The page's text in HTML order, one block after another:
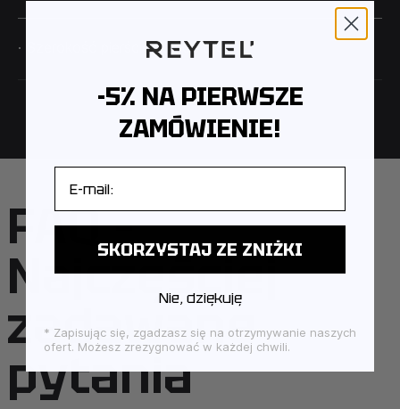
· Szerokość pierścionka: 0,76 cm
FAQ –
Najczęściej
zadawane
pytania
-5% NA PIERWSZE
ZAMÓWIENIE!
SKORZYSTAJ ZE ZNIŻKI
Nie, dziękuję
* Zapisując się, zgadzasz się na otrzymywanie naszych
ofert. Możesz zrezygnować w każdej chwili.